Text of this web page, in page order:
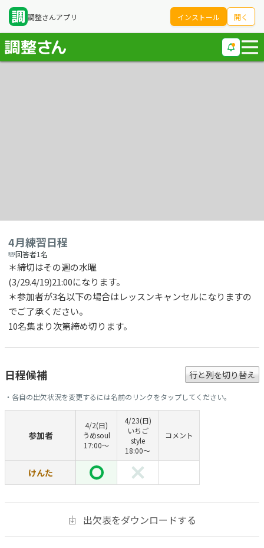
調整さんアプリ インストール 開く
4月練習日程
回答者1名
＊締切はその週の水曜
(3/29.4/19)21:00になります。
＊参加者が3名以下の場合はレッスンキャンセルになりますの
でご了承ください。
10名集まり次第締め切ります。
日程候補 行と列を切り替え
・各自の出欠状況を変更するには名前のリンクをタップしてください。
参加者
4/2(日)
うめsoul
17:00〜
4/23(日)
いちご
style
18:00〜
コメント
けんた
出欠表をダウンロードする